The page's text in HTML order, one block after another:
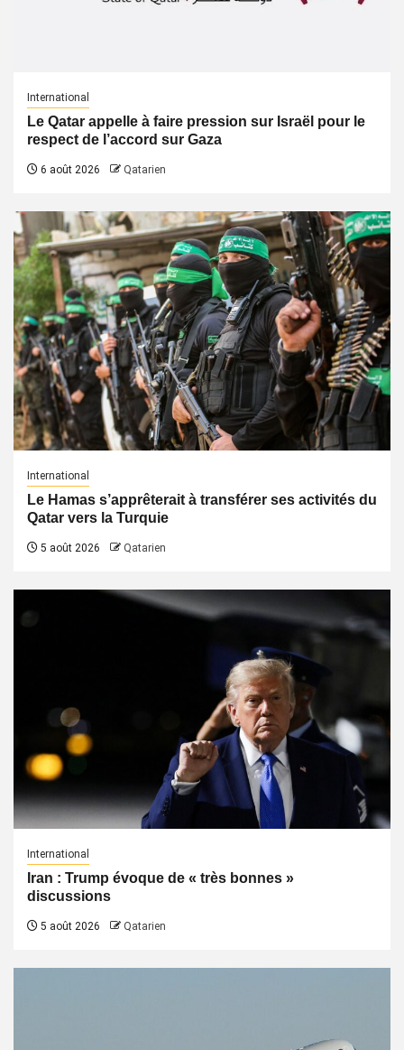
International
Le Qatar appelle à faire pression sur Israël pour le
respect de l’accord sur Gaza
6 août 2026 Qatarien
International
Le Hamas s’apprêterait à transférer ses activités du
Qatar vers la Turquie
5 août 2026 Qatarien
International
Iran : Trump évoque de « très bonnes »
discussions
5 août 2026 Qatarien